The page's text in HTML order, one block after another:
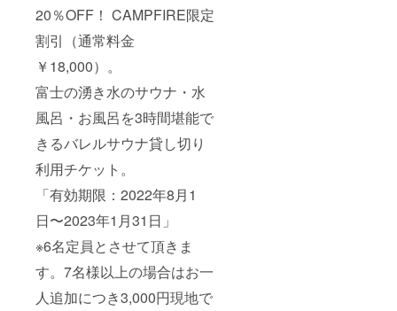
20％OFF！ CAMPFIRE限定
割引（通常料金
￥18,000）。
富士の湧き水のサウナ・水
風呂・お風呂を3時間堪能で
きるバレルサウナ貸し切り
利用チケット。
「有効期限：2022年8月1
日〜2023年1月31日」
※6名定員とさせて頂きま
す。7名様以上の場合はお一
人追加につき3,000円現地で